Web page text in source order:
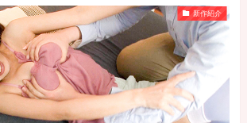
新作紹介